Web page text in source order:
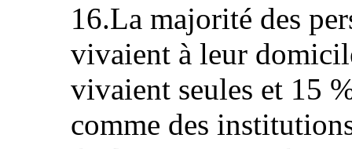
16.La majorité des
vivaient à leur
vivaient seules et 15
comme des